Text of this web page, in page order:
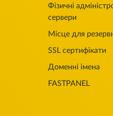
Фізичні
сервери
Місце для
SSL сертифікати
Доменні імена
FASTPANEL